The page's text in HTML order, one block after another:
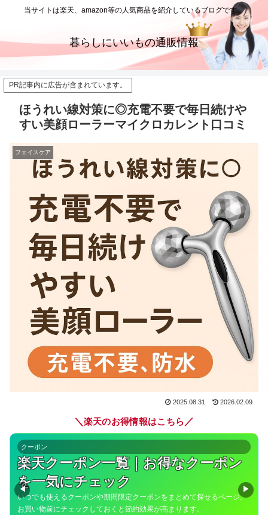
当サイトは楽天、amazon等の人気商品を紹介しているブログです。
暮らしにいいもの通販情報
PR記事内に広告が含まれています。
ほうれい線対策に◎充電不要で毎日続けや
すい美顔ローラーマイクロカレント口コミ
フェイスケア
2025.08.31 2026.02.09
＼ 楽天のお得情報はこちら ／
クーポン
楽天クーポン一覧｜お得なクーポン
を一気にチェック
いつでも使えるクーポンや期間限定クーポンをまとめて探せるページ。
お買い物前にチェックしておくと節約効果が高まります。
◀ ▶